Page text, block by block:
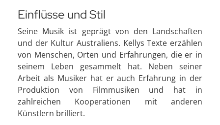
Einflüsse und Stil
Seine Musik ist geprägt von den Landschaften
und der Kultur Australiens. Kellys Texte erzählen
von Menschen, Orten und Erfahrungen, die er in
seinem Leben gesammelt hat. Neben seiner
Arbeit als Musiker hat er auch Erfahrung in der
Produktion von Filmmusiken und hat in
zahlreichen Kooperationen mit anderen
Künstlern brilliert.